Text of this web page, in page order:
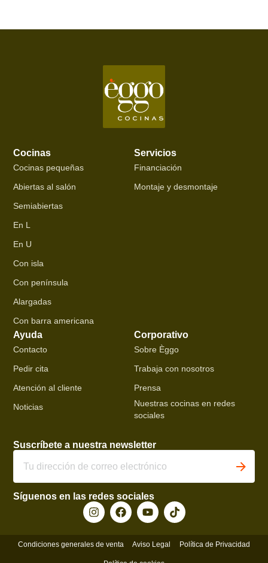
Cocinas
Cocinas pequeñas
Abiertas al salón
Semiabiertas
En L
En U
Con isla
Con península
Alargadas
Con barra americana
Servicios
Financiación
Montaje y desmontaje
Ayuda
Contacto
Pedir cita
Atención al cliente
Noticias
Corporativo
Sobre Èggo
Trabaja con nosotros
Prensa
Nuestras cocinas en redes
sociales
Suscríbete a nuestra newsletter
Síguenos en las redes sociales
Condiciones generales de venta Aviso Legal Política de Privacidad